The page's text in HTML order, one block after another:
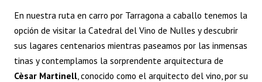
En nuestra ruta en carro por Tarragona a caballo tenemos la
opción de visitar la Catedral del Vino de Nulles y descubrir
sus lagares centenarios mientras paseamos por las inmensas
tinas y contemplamos la sorprendente arquitectura de
Cèsar Martinell, conocido como el arquitecto del vino, por su